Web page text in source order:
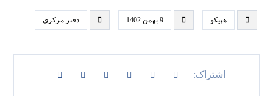
هپیکو 9 بهمن 1402 دفتر مرکزی